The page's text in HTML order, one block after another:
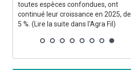
toutes espèces confondues, ont
continué leur croissance en 2025, de
5 %. (Lire la suite dans l'Agra Fil)